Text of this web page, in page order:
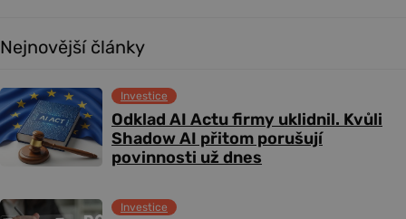
Nejnovější články
Odklad AI Actu firmy uklidnil. Kvůli
Shadow AI přitom porušují
povinnosti už dnes
Investice
Investice